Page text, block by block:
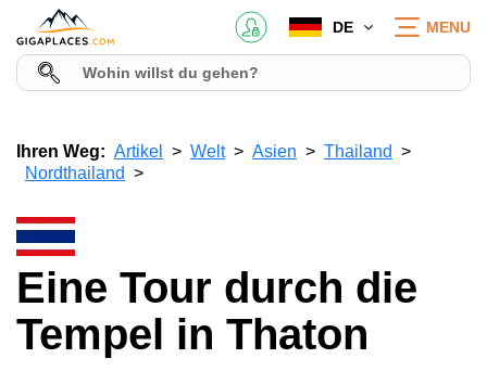
DE MENU
Ihren Weg: Artikel Welt Asien
Thailand
Nordthailand
Eine Tour durch die
Tempel in Thaton